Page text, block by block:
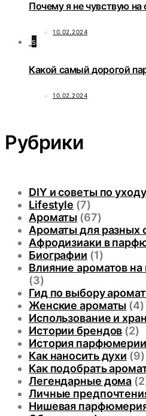
Почему я не чувствую на
10.02.2024
5
Какой самый дорогой
10.02.2024
Рубрики
DIY и советы по уходу
Lifestyle (7)
Ароматы (67)
Ароматы для разных
Афродизиаки в
Биографии (1)
Влияние ароматов
(3)
Гид по выбору
Женские ароматы (4)
Использование и
Истории брендов (2)
История парфюмерии
Как наносить духи (9)
Как подобрать
Легендарные дома
Личные
Нишевая